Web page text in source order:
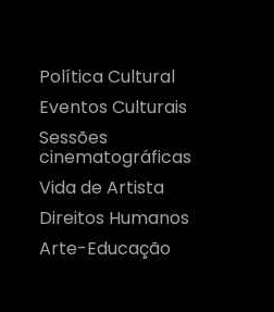
Política Cultural
Eventos Culturais
Sessões
cinematográficas
Vida de Artista
Direitos Humanos
Arte-Educação